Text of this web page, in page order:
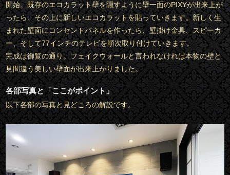
開始。既存のエコカラット壁を隠すように壁一面のPIXYが出来上が
ったら、その上に新しいエコカラットを貼っていきます。新しく生
まれた壁面にコンセントパネルを作ったら、壁掛け金具、スピーカ
ー、そして77インチのテレビを順次取り付けていきます。
完成は御覧の通り。フェイクウォールと言われなければ本物の壁と
見間違う美しい壁面が出来上がりました。
各部写真と「ここがポイント」
以下各部の写真と見どころの解説です。